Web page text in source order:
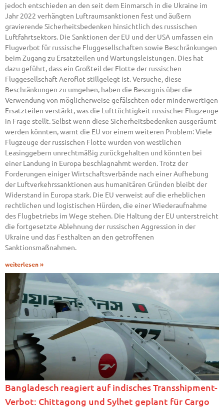
jedoch entschieden an den seit dem Einmarsch in die Ukraine im
Jahr 2022 verhängten Luftraumsanktionen fest und äußern
gravierende Sicherheitsbedenken hinsichtlich des russischen
Luftfahrtsektors. Die Sanktionen der EU und der USA umfassen ein
Flugverbot für russische Fluggesellschaften sowie Beschränkungen
beim Zugang zu Ersatzteilen und Wartungsleistungen. Dies hat
dazu geführt, dass ein Großteil der Flotte der russischen
Fluggesellschaft Aeroflot stillgelegt ist. Versuche, diese
Beschränkungen zu umgehen, haben die Besorgnis über die
Verwendung von möglicherweise gefälschten oder minderwertigen
Ersatzteilen verstärkt, was die Lufttüchtigkeit russischer Flugzeuge
in Frage stellt. Selbst wenn diese Sicherheitsbedenken ausgeräumt
werden könnten, warnt die EU vor einem weiteren Problem: Viele
Flugzeuge der russischen Flotte wurden von westlichen
Leasinggebern unrechtmäßig zurückgehalten und könnten bei
einer Landung in Europa beschlagnahmt werden. Trotz der
Forderungen einiger Wirtschaftsverbände nach einer Aufhebung
der Luftverkehrssanktionen aus humanitären Gründen bleibt der
Widerstand in Europa stark. Die EU verweist auf die erheblichen
rechtlichen und logistischen Hürden, die einer Wiederaufnahme
des Flugbetriebs im Wege stehen. Die Haltung der EU unterstreicht
die fortgesetzte Ablehnung der russischen Aggression in der
Ukraine und das Festhalten an den getroffenen
Sanktionsmaßnahmen.
weiterlesen »
Bangladesch reagiert auf indisches Transshipment-
Verbot: Chittagong und Sylhet geplant für Cargo